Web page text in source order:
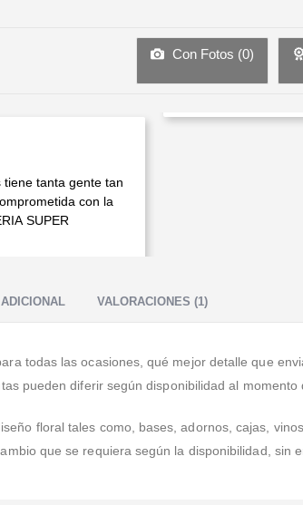
Con Fotos (0)
tanta gente tan
con la
VALORACIONES (1)
todas las ocasiones, qué mejor detalle que
pueden diferir según disponibilidad al momento
floral tales como, bases, adornos, cajas,
que se requiera según la disponibilidad,